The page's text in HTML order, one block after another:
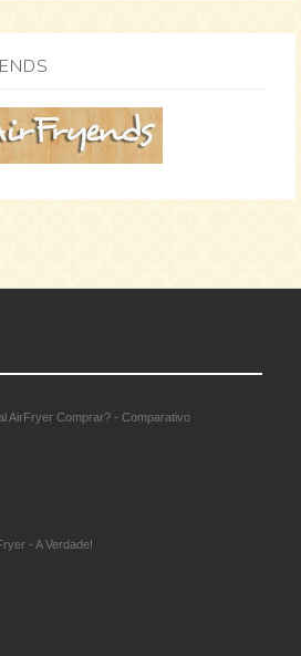
AirFryer Comprar? - Comparativo
- A Verdade!